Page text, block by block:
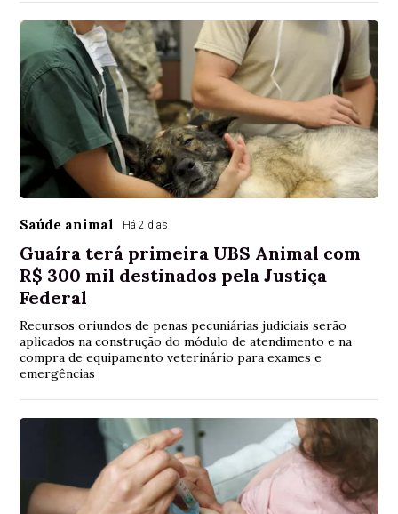
Saúde animal Há 2 dias
Guaíra terá primeira UBS Animal com
R$ 300 mil destinados pela Justiça
Federal
Recursos oriundos de penas pecuniárias judiciais serão
aplicados na construção do módulo de atendimento e na
compra de equipamento veterinário para exames e
emergências